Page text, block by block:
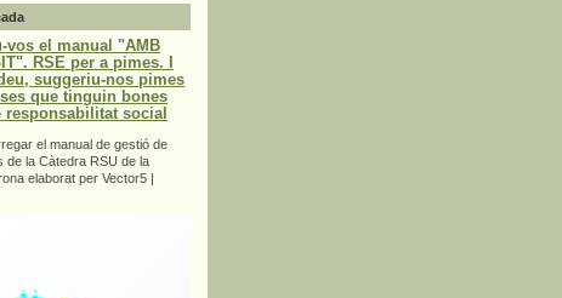
vos el manual "AMB
RSE per a pimes. I
suggeriu-nos pimes
que tinguin bones
responsabilitat social
el manual de gestió de
de la Càtedra RSU de la
elaborat per Vector5 |